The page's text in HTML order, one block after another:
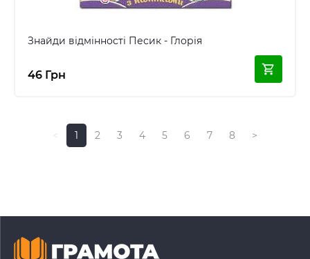
Знайди відмінності Песик - Глорія
46 Грн
< 1 2 3 4 5 6 7 8 >